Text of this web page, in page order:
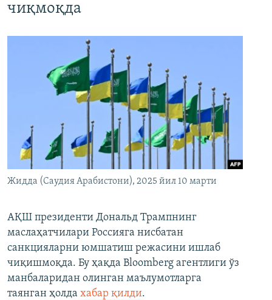
чиқмоқда
Жидда (Саудия Арабистони), 2025 йил 10 марти
АҚШ президенти Дональд Трампнинг
маслаҳатчилари Россияга нисбатан
санкцияларни юмшатиш режасини ишлаб
чиқишмоқда. Бу ҳақда Bloomberg агентлиги ўз
манбаларидан олинган маълумотларга
таянган ҳолда хабар қилди.